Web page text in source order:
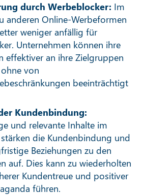
durch Werbeblocker: Im
anderen Online-Werbeformen
weniger anfällig für
Unternehmen können ihre
effektiver an ihre Zielgruppen
von
beeinträchtigt
Kundenbindung:
und relevante Inhalte im
die Kundenbindung und
Beziehungen zu den
auf. Dies kann zu wiederholten
Kundentreue und positiver
führen.